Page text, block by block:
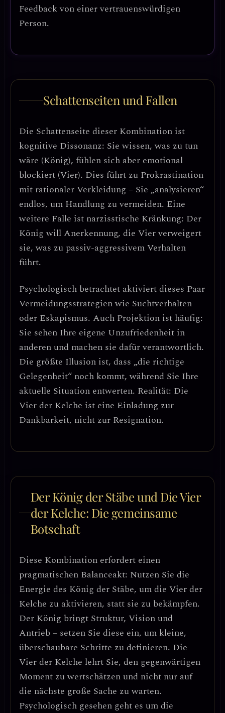
Feedback von einer vertrauenswürdigen
Person.
Schattenseiten und Fallen
Die Schattenseite dieser Kombination ist
kognitive Dissonanz: Sie wissen, was zu tun
wäre (König), fühlen sich aber emotional
blockiert (Vier). Dies führt zu Prokrastination
mit rationaler Verkleidung – Sie „analysieren“
endlos, um Handlung zu vermeiden. Eine
weitere Falle ist narzisstische Kränkung: Der
König will Anerkennung, die Vier verweigert
sie, was zu passiv-aggressivem Verhalten
führt.
Psychologisch betrachtet aktiviert dieses Paar
Vermeidungsstrategienwie Suchtverhalten
oder Eskapismus. Auch Projektion ist häufig:
Sie sehen Ihre eigene Unzufriedenheit in
anderen und machen sie dafür verantwortlich.
Die größte Illusion ist, dass „die richtige
Gelegenheit“ noch kommt, während Sie Ihre
aktuelle Situation entwerten. Realität: Die
Vier der Kelche ist eine Einladung zur
Dankbarkeit, nicht zur Resignation.
Der König der Stäbe und Die Vier
der Kelche: Die gemeinsame
Botschaft
Diese Kombination erfordert einen
pragmatischen Balanceakt: Nutzen Sie die
Energie des König der Stäbe, um die Vier der
Kelche zu aktivieren, statt sie zu bekämpfen.
Der König bringt Struktur, Vision und
Antrieb – setzen Sie diese ein, um kleine,
überschaubare Schritte zu definieren. Die
Vier der Kelche lehrt Sie, den gegenwärtigen
Moment zu wertschätzenund nicht nur auf
die nächste große Sache zu warten.
Psychologisch gesehen geht es um die